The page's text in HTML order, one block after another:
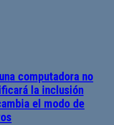
computadora no
la inclusión
el modo de